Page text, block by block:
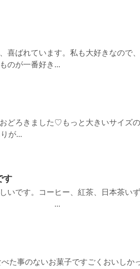
喜ばれています。私も大好きなので、
のが一番好き...
どろきました♡もっと大きいサイズの
が...
す
いです。コーヒー、紅茶、日本茶いず
。 ...
た事のないお菓子ですごくおいしか